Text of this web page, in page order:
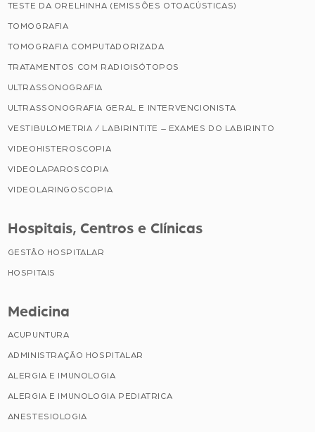
TESTE DA ORELHINHA (EMISSÕES OTOACÚSTICAS)
TOMOGRAFIA
TOMOGRAFIA COMPUTADORIZADA
TRATAMENTOS COM RADIOISÓTOPOS
ULTRASSONOGRAFIA
ULTRASSONOGRAFIA GERAL E INTERVENCIONISTA
VESTIBULOMETRIA / LABIRINTITE – EXAMES DO LABIRINTO
VIDEOHISTEROSCOPIA
VIDEOLAPAROSCOPIA
VIDEOLARINGOSCOPIA
Hospitais, Centros e Clínicas
GESTÃO HOSPITALAR
HOSPITAIS
Medicina
ACUPUNTURA
ADMINISTRAÇÃO HOSPITALAR
ALERGIA E IMUNOLOGIA
ALERGIA E IMUNOLOGIA PEDIATRICA
ANESTESIOLOGIA